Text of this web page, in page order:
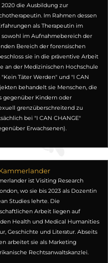
die Ausbildung zur
Im Rahmen dessen
als Therapeutin im
im Aufnahmebereich der
Bereich der forensischen
sie in die präventive Arbeit
an der Medizinischen Hochschule
Täter Werden" und "I CAN
behandelt sie Menschen, die
gegenüber Kindern oder
grenzüberschreitend zu
bei "I CAN CHANGE"
Erwachsenen).
ist Visiting Research
wo sie bis 2023 als Dozentin
Studies lehrte. Die
Arbeit liegen auf
Health und Medical Humanities
Geschichte und Literatur. Abseits
arbeitet sie als Marketing
Rechtsanwaltskanzlei.